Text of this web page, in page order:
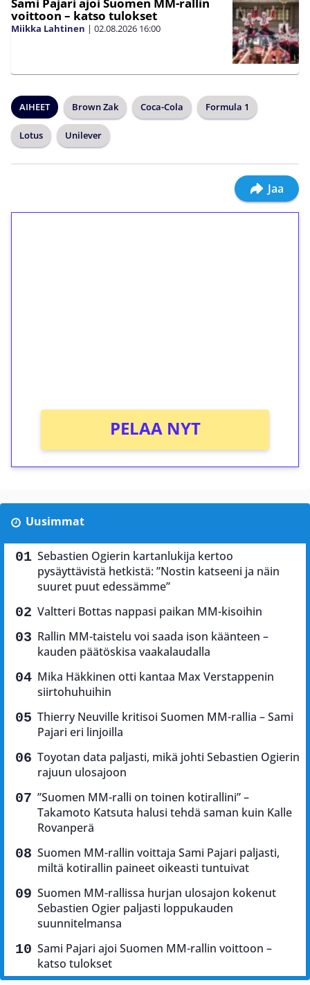
Sami Pajari ajoi Suomen MM-rallin
voittoon – katso tulokset
Miikka Lahtinen | 02.08.2026 16:00
AIHEET Brown Zak Coca-Cola Formula 1
Lotus Unilever
Jaa
PELAA NYT
Uusimmat
Sebastien Ogierin kartanlukija kertoo
pysäyttävistä hetkistä: ”Nostin katseeni ja näin
suuret puut edessämme”
Valtteri Bottas nappasi paikan MM-kisoihin
Rallin MM-taistelu voi saada ison käänteen –
kauden päätöskisa vaakalaudalla
Mika Häkkinen otti kantaa Max Verstappenin
siirtohuhuihin
Thierry Neuville kritisoi Suomen MM-rallia – Sami
Pajari eri linjoilla
Toyotan data paljasti, mikä johti Sebastien Ogierin
rajuun ulosajoon
”Suomen MM-ralli on toinen kotirallini” –
Takamoto Katsuta halusi tehdä saman kuin Kalle
Rovanperä
Suomen MM-rallin voittaja Sami Pajari paljasti,
miltä kotirallin paineet oikeasti tuntuivat
Suomen MM-rallissa hurjan ulosajon kokenut
Sebastien Ogier paljasti loppukauden
suunnitelmansa
Sami Pajari ajoi Suomen MM-rallin voittoon –
katso tulokset